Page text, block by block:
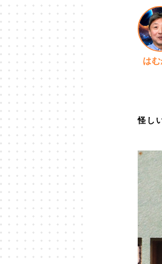
は
怪し